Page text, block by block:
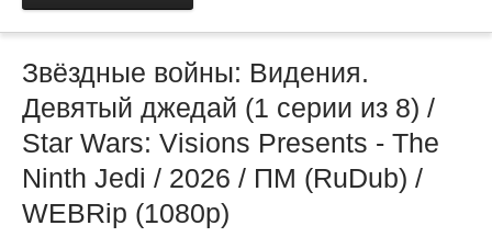
Звёздные войны: Видения.
Девятый джедай (1 серии из 8) /
Star Wars: Visions Presents - The
Ninth Jedi / 2026 / ПМ (RuDub) /
WEBRip (1080р)